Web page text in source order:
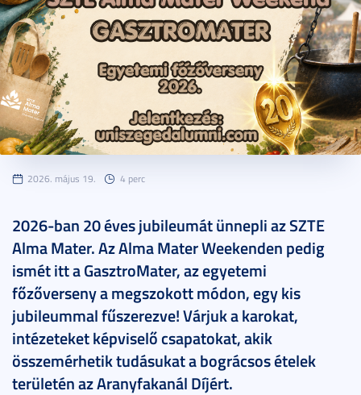
2026. május 19. 4 perc
2026-ban 20 éves jubileumát ünnepli az SZTE
Alma Mater. Az Alma Mater Weekenden pedig
ismét itt a GasztroMater, az egyetemi
főzőverseny a megszokott módon, egy kis
jubileummal fűszerezve! Várjuk a karokat,
intézeteket képviselő csapatokat, akik
összemérhetik tudásukat a bográcsos ételek
területén az Aranyfakanál Díjért.